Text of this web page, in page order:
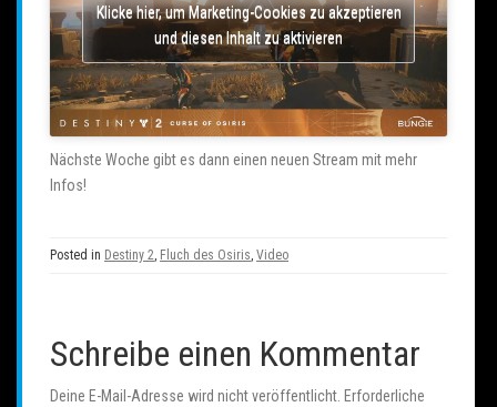
Klicke hier, um Marketing-Cookies zu akzeptieren
und diesen Inhalt zu aktivieren
Nächste Woche gibt es dann einen neuen Stream mit mehr
Infos!
Posted in Destiny 2, Fluch des Osiris, Video
Schreibe einen Kommentar
Deine E-Mail-Adresse wird nicht veröffentlicht. Erforderliche